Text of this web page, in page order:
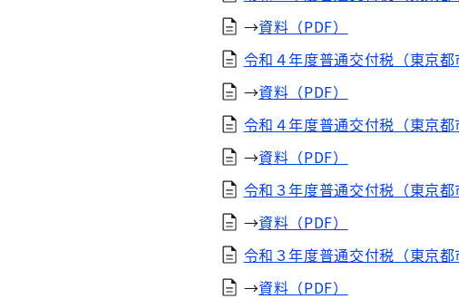
→資料（PDF）
令和４年度普通交付税（東京都
→資料（PDF）
令和４年度普通交付税（東京
→資料（PDF）
令和３年度普通交付税（東京都
→資料（PDF）
令和３年度普通交付税（東京
→資料（PDF）